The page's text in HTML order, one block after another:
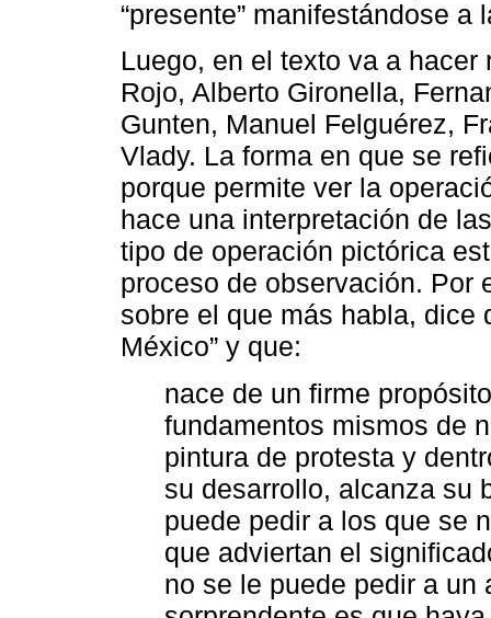
“presente” manifestándose a
Luego, en el texto va a
Rojo, Alberto Gironella,
Gunten, Manuel Felguérez,
Vlady. La forma en que se
porque permite ver la
hace una interpretación de
tipo de operación pictórica
proceso de observación. Por
sobre el que más habla, dice
México” y que:
nace de un firme
fundamentos mismos de
pintura de protesta y
su desarrollo, alcanza su
puede pedir a los que se
que adviertan el
no se le puede pedir a un